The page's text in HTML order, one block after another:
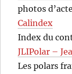
photos
Calindex
Index du
JLIPolar –
Les polars